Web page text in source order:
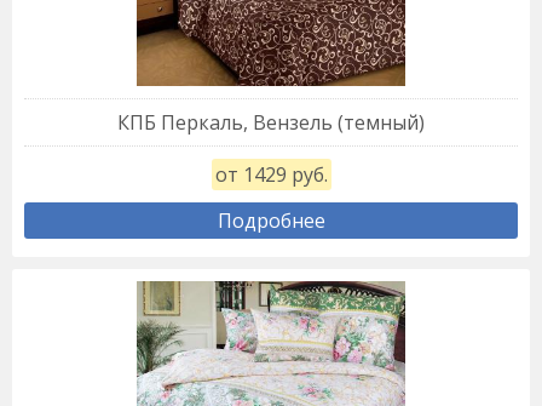
КПБ Перкаль, Вензель (темный)
от 1429 руб.
Подробнее